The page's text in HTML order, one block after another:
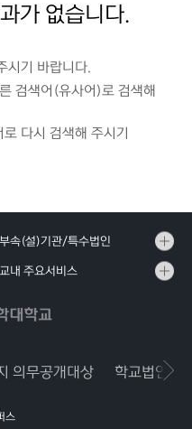
가 없습니다.
시기 바랍니다.
검색어(유사어)로 검색해
다시 검색해 주시기
스
의무공개대상 학교법인공
부속(설)기관/특수법인
교내 주요서비스